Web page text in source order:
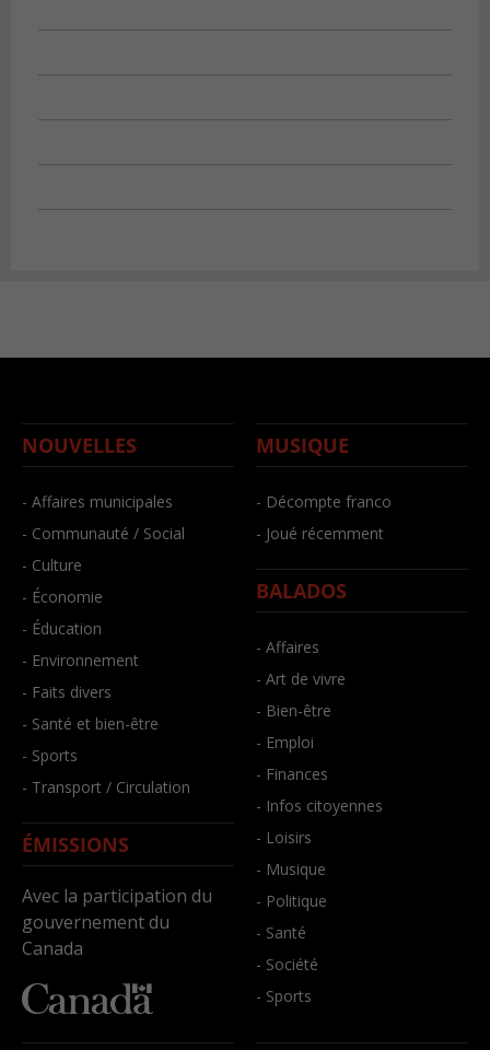
NOUVELLES
- Affaires municipales
- Communauté / Social
- Culture
- Économie
- Éducation
- Environnement
- Faits divers
- Santé et bien-être
- Sports
- Transport / Circulation
ÉMISSIONS
Avec la participation du
gouvernement du
Canada
MUSIQUE
- Décompte franco
- Joué récemment
BALADOS
- Affaires
- Art de vivre
- Bien-être
- Emploi
- Finances
- Infos citoyennes
- Loisirs
- Musique
- Politique
- Santé
- Société
- Sports